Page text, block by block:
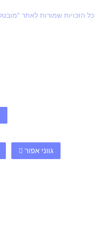
גווני אפור